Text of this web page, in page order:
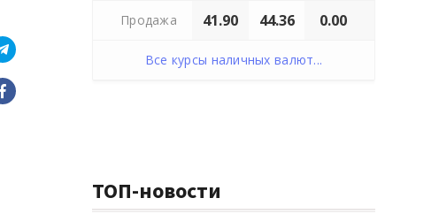
Продажа 41.90 44.36 0.00
Все курсы наличных валют...
ТОП-новости